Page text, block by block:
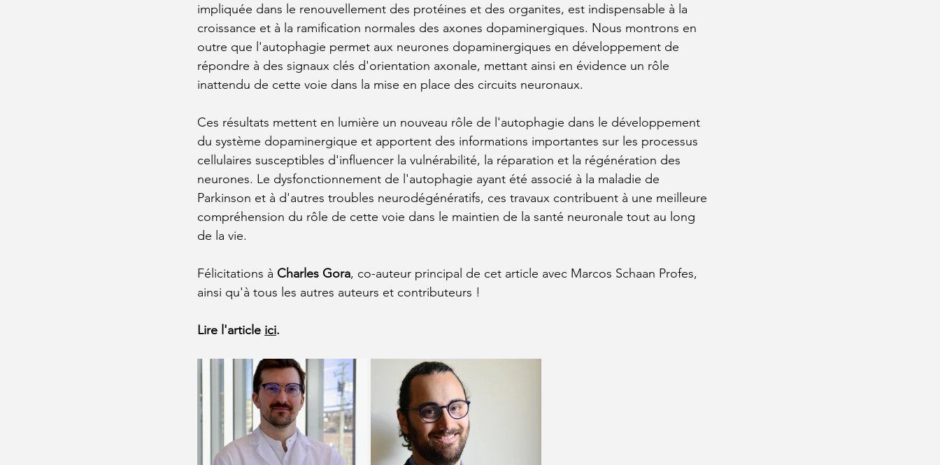
impliquée dans le renouvellement des protéines et des organites, est indispensable à la
croissance et à la ramification normales des axones dopaminergiques. Nous montrons en
outre que l'autophagie permet aux neurones dopaminergiques en développement de
répondre à des signaux clés d'orientation axonale, mettant ainsi en évidence un rôle
inattendu de cette voie dans la mise en place des circuits neuronaux.
Ces résultats mettent en lumière un nouveau rôle de l'autophagie dans le développement
du système dopaminergique et apportent des informations importantes sur les processus
cellulaires susceptibles d'influencer la vulnérabilité, la réparation et la régénération des
neurones. Le dysfonctionnement de l'autophagie ayant été associé à la maladie de
Parkinson et à d'autres troubles neurodégénératifs, ces travaux contribuent à une meilleure
compréhension du rôle de cette voie dans le maintien de la santé neuronale tout au long
de la vie.
Félicitations à Charles Gora, co-auteur principal de cet article avec Marcos Schaan Profes,
ainsi qu'à tous les autres auteurs et contributeurs !
Lire l'article ici.